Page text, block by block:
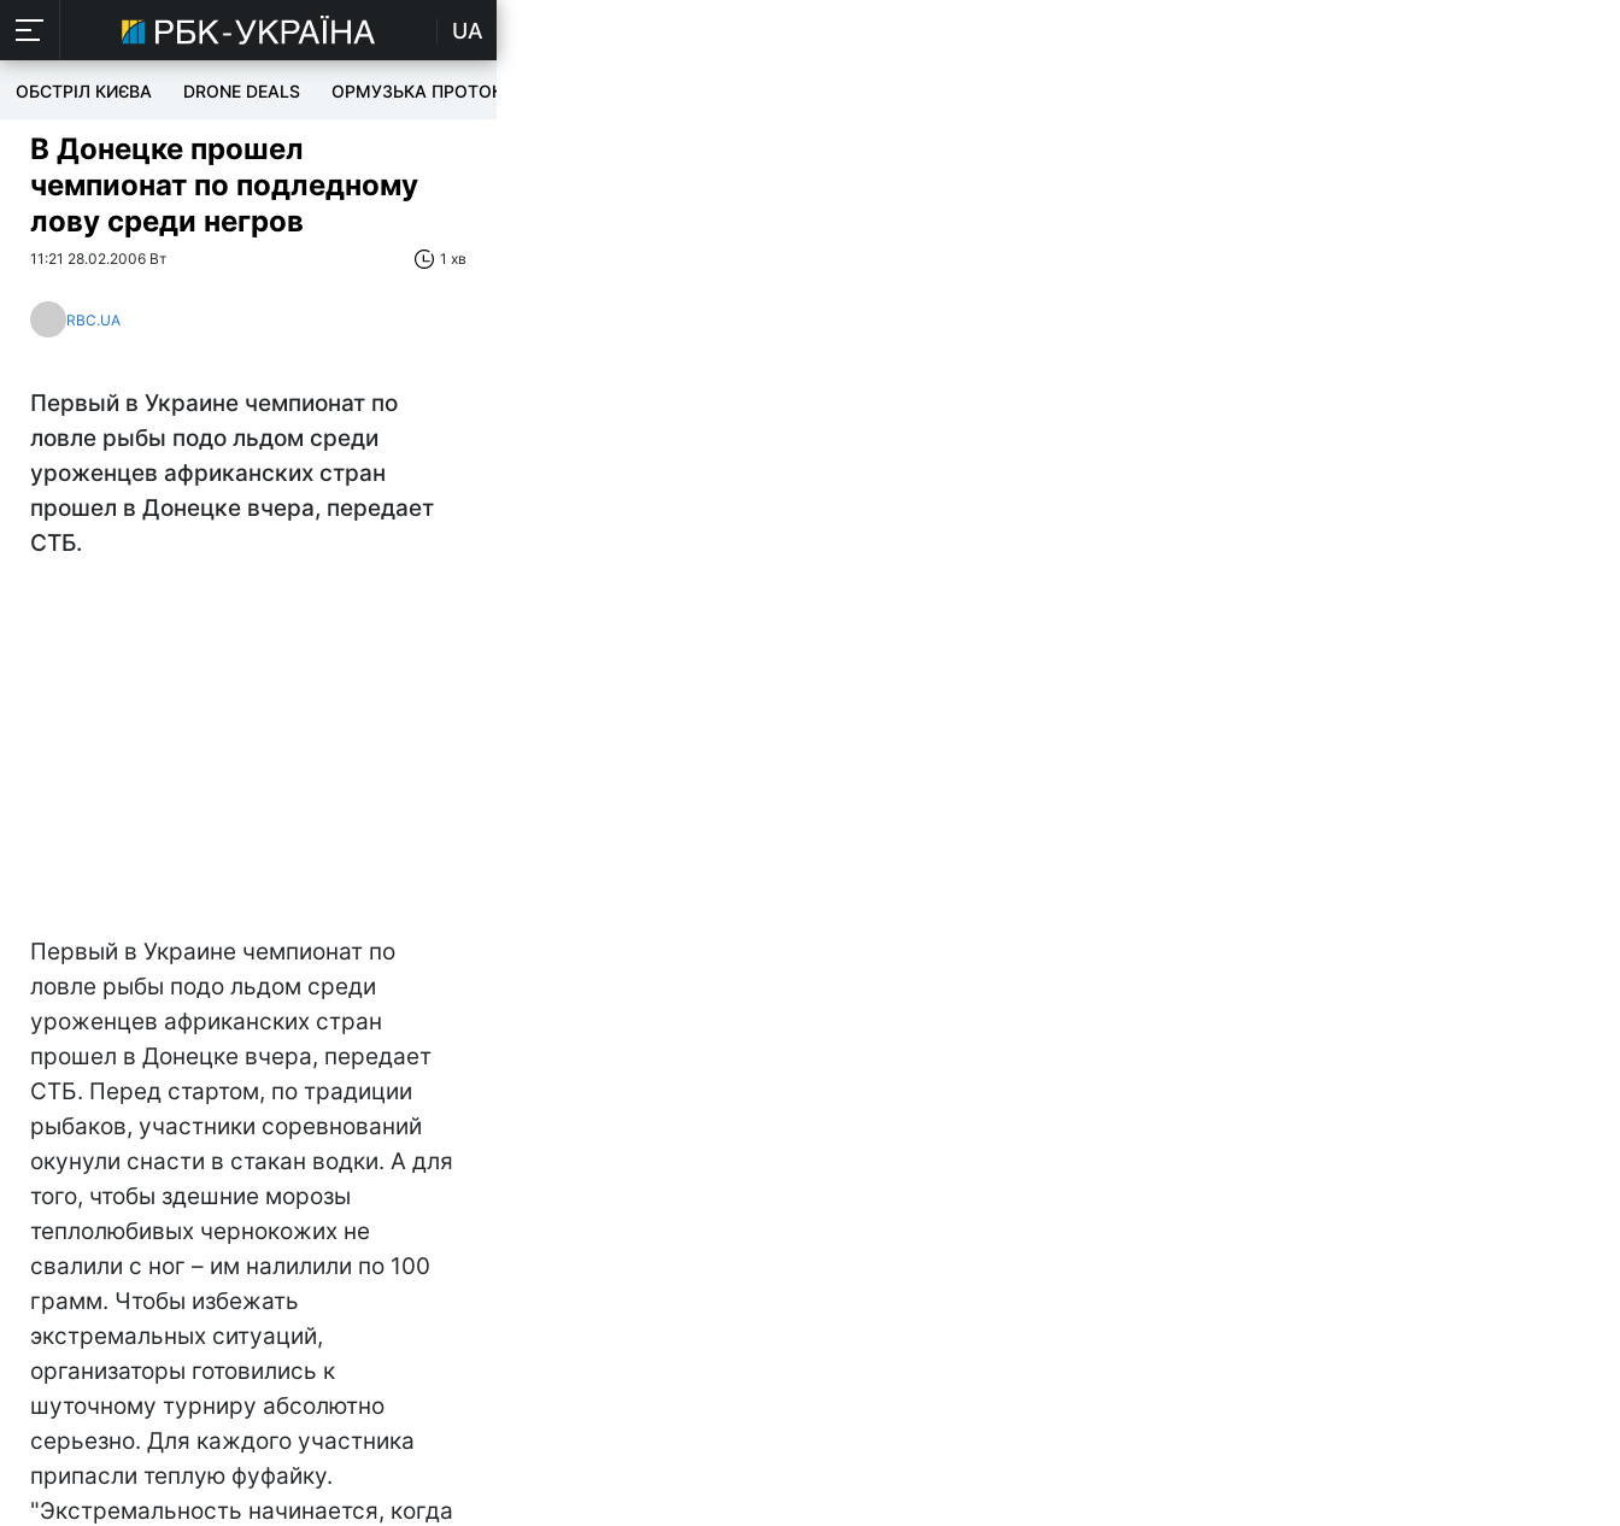
UA
ОБСТРІЛ КИЄВА DRONE DEALS ОРМУЗЬКА ПРОТОКА
В Донецке прошел
чемпионат по подледному
лову среди негров
11:21 28.02.2006 Вт 1 хв
RBC.UA
Первый в Украине чемпионат по
ловле рыбы подо льдом среди
уроженцев африканских стран
прошел в Донецке вчера, передает
СТБ.
Первый в Украине чемпионат по
ловле рыбы подо льдом среди
уроженцев африканских стран
прошел в Донецке вчера, передает
СТБ. Перед стартом, по традиции
рыбаков, участники соревнований
окунули снасти в стакан водки. А для
того, чтобы здешние морозы
теплолюбивых чернокожих не
свалили с ног – им налилили по 100
грамм. Чтобы избежать
экстремальных ситуаций,
организаторы готовились к
шуточному турниру абсолютно
серьезно. Для каждого участника
припасли теплую фуфайку.
"Экстремальность начинается, когда